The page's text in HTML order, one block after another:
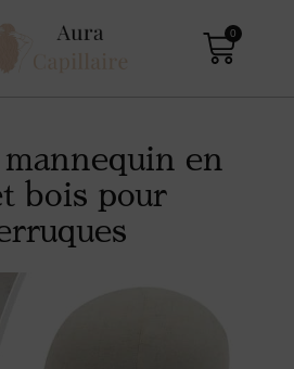
0
en
bois pour